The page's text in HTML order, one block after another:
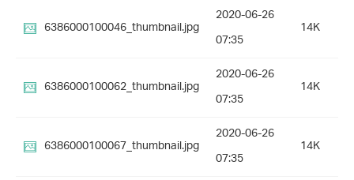
6386000100046_thumbnail.jpg
2020-06-26
07:35
14K
6386000100062_thumbnail.jpg
2020-06-26
07:35
14K
6386000100067_thumbnail.jpg
2020-06-26
07:35
14K